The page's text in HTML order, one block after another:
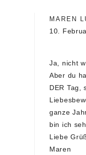
MAREN
10.
Ja, nicht
Aber du
DER Tag,
ganze
bin ich
Liebe
Maren